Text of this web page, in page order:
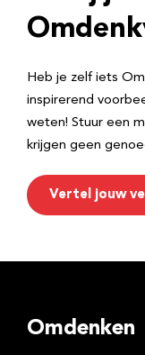
e
Heb je zelf iets
inspirerend
weten! Stuur een
krijgen geen
Vertel jouw
Omdenken